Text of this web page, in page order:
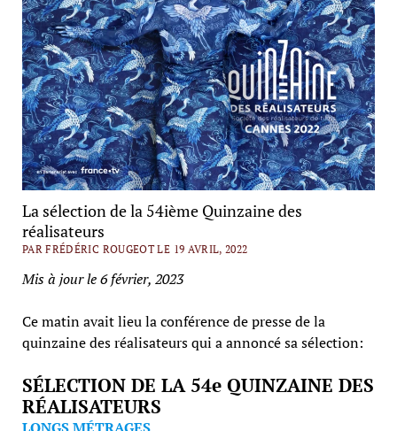
La sélection de la 54ième Quinzaine des
réalisateurs
PAR FRÉDÉRIC ROUGEOT LE 19 AVRIL, 2022
Mis à jour le 6 février, 2023
Ce matin avait lieu la conférence de presse de la
quinzaine des réalisateurs qui a annoncé sa sélection:
SÉLECTION DE LA 54e QUINZAINE DES
RÉALISATEURS